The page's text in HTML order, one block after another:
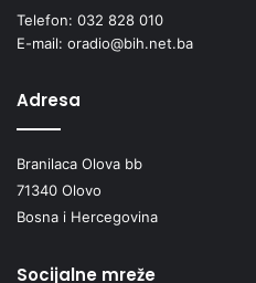
Telefon: 032 828 010
E-mail: oradio@bih.net.ba
Adresa
Branilaca Olova bb
71340 Olovo
Bosna i Hercegovina
Socijalne mreže